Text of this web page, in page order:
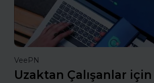
VeePN
Uzaktan Çalışanlar için